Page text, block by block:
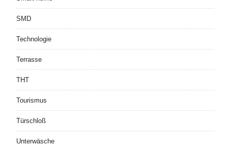
SMD
Technologie
Terrasse
THT
Tourismus
Türschloß
Unterwäsche